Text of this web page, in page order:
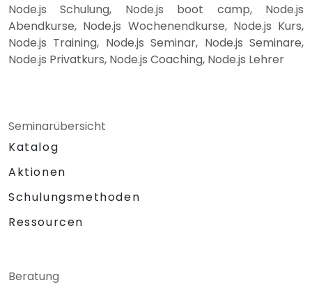
Node.js Schulung, Node.js boot camp, Node.js
Abendkurse, Node.js Wochenendkurse, Node.js Kurs,
Node.js Training, Node.js Seminar, Node.js Seminare,
Node.js Privatkurs, Node.js Coaching, Node.js Lehrer
Seminarübersicht
Katalog
Aktionen
Schulungsmethoden
Ressourcen
Beratung